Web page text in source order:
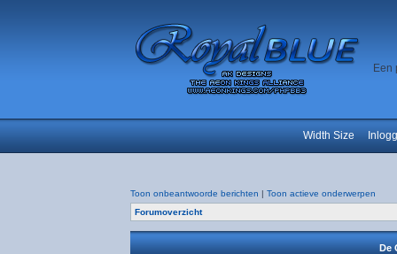
Een
Width Size
Toon onbeantwoorde berichten | Toon actieve onderwerpen
Forumoverzicht
De